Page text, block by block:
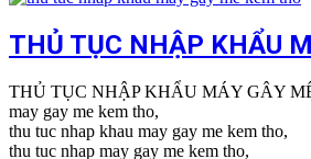
THỦ TỤC NHẬP KHẨU
THỦ TỤC NHẬP KHẨU MÁY GÂY
may gay me kem tho,
thu tuc nhap khau may gay me kem tho,
thu tuc nhap may gay me kem tho,